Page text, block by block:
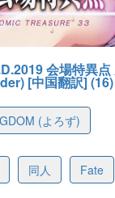
会場特異点
[中国翻訳] (16)
(よろず)
同人 Fate